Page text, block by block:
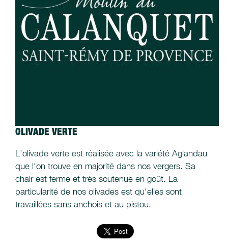
OLIVADE VERTE
L'olivade verte est réalisée avec la variété Aglandau
que l'on trouve en majorité dans nos vergers. Sa
chair est ferme et très soutenue en goût. La
particularité de nos olivades est qu'elles sont
travaillées sans anchois et au pistou.